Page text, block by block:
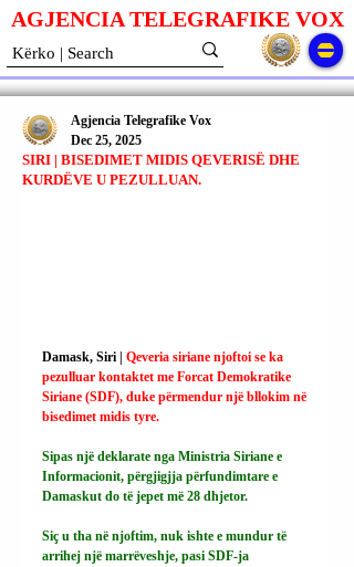
AGJENCIA TELEGRAFIKE VOX
SIRI | BISEDIMET MIDIS QEVERISË DHE
KURDËVE U PEZULLUAN.
Agjencia Telegrafike Vox
Dec 25, 2025
Damask, Siri | Qeveria siriane njoftoi se ka
pezulluar kontaktet me Forcat Demokratike
Siriane (SDF), duke përmendur një bllokim në
bisedimet midis tyre.
Sipas një deklarate nga Ministria Siriane e
Informacionit, përgjigjja përfundimtare e
Damaskut do të jepet më 28 dhjetor.
Siç u tha në njoftim, nuk ishte e mundur të
arrihej një marrëveshje, pasi SDF-ja